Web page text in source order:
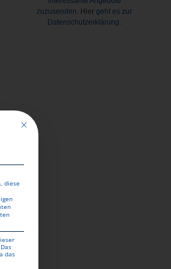
zuzusenden. Hier geht es zur
Datenschutzerklärung.
Mit diesem Button wird der Dialog geschlossen.
diese
das